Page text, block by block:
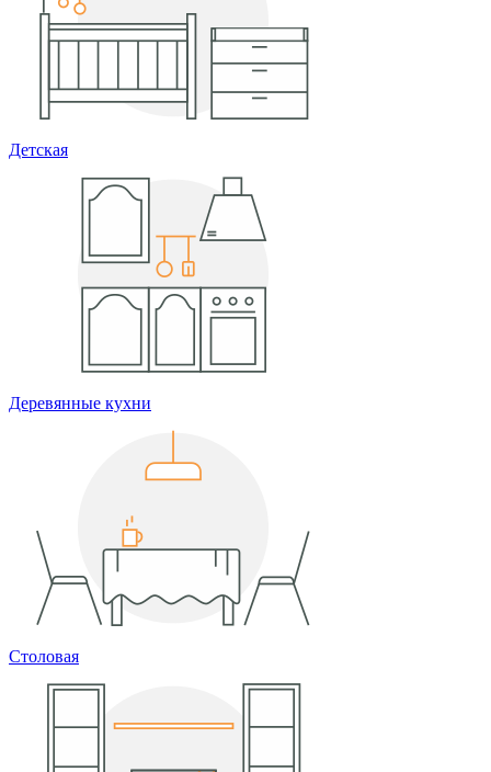
Детская
Деревянные кухни
Столовая